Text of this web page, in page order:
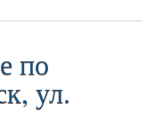
по
ул.